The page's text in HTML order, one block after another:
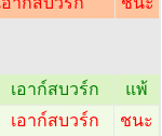
เอาก์สบวร์ก
แพ้
เอาก์สบวร์ก
ชนะ